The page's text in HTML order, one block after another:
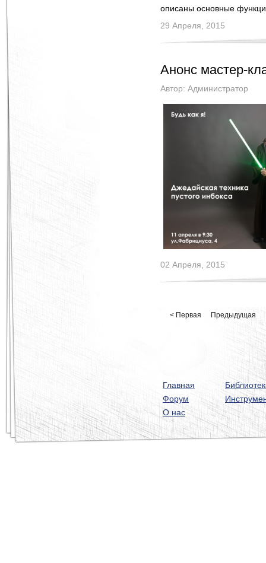
описаны основные
29 Апреля, 2015
Анонс мастер-
Автор: Администратор
02 Апреля, 2015
< Первая Предыдущая
Главная
Форум
О нас